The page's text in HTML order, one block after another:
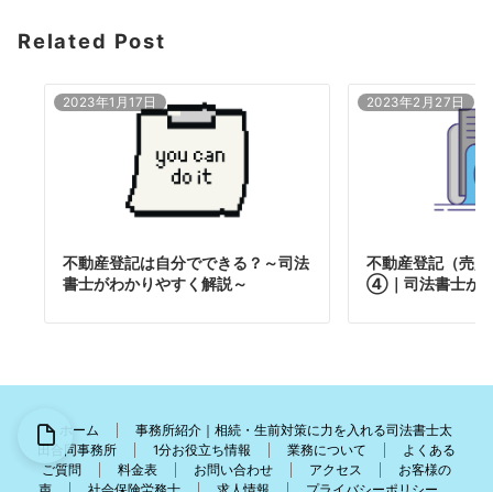
Related Post
2023年1月17日
不動産登記は自分でできる？～司法
書士がわかりやすく解説～
2023年2月27日
不動産登記（売
④｜司法書士が
ホーム
事務所紹介｜相続・生前対策に力を入れる司法書士太
田合同事務所
1分お役立ち情報 業務について
よくある
ご質問
料金表 お問い合わせ アクセス
お客様の